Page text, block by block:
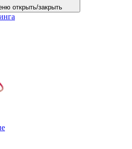
открыть/закрыть